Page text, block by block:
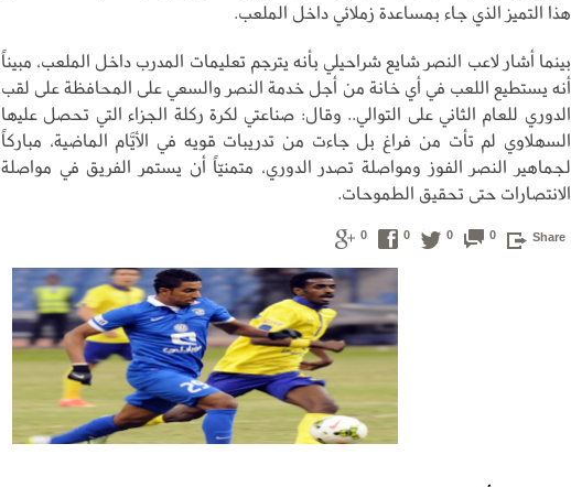
هذا التميز الذي جاء بمساعدة زملائي داخل الملعب.
بينما أشار لاعب النصر شايع شراحيلي بأنه يترجم تعليمات المدرب داخل الملعب، مبيناً
أنه يستطيع اللعب في أي خانة من أجل خدمة النصر والسعي على المحافظة على لقب
الدوري للعام الثاني على التوالي.. وقال: صناعتي لكرة ركلة الجزاء التي تحصل عليها
السهلاوي لم تأت من فراغ بل جاءت من تدريبات قويه في الأيَّام الماضية، مباركاً
لجماهير النصر الفوز ومواصلة تصدر الدوري، متمنيّاً أن يستمر الفريق في مواصلة
الانتصارات حتى تحقيق الطموحات.
Share
0
0
0
0